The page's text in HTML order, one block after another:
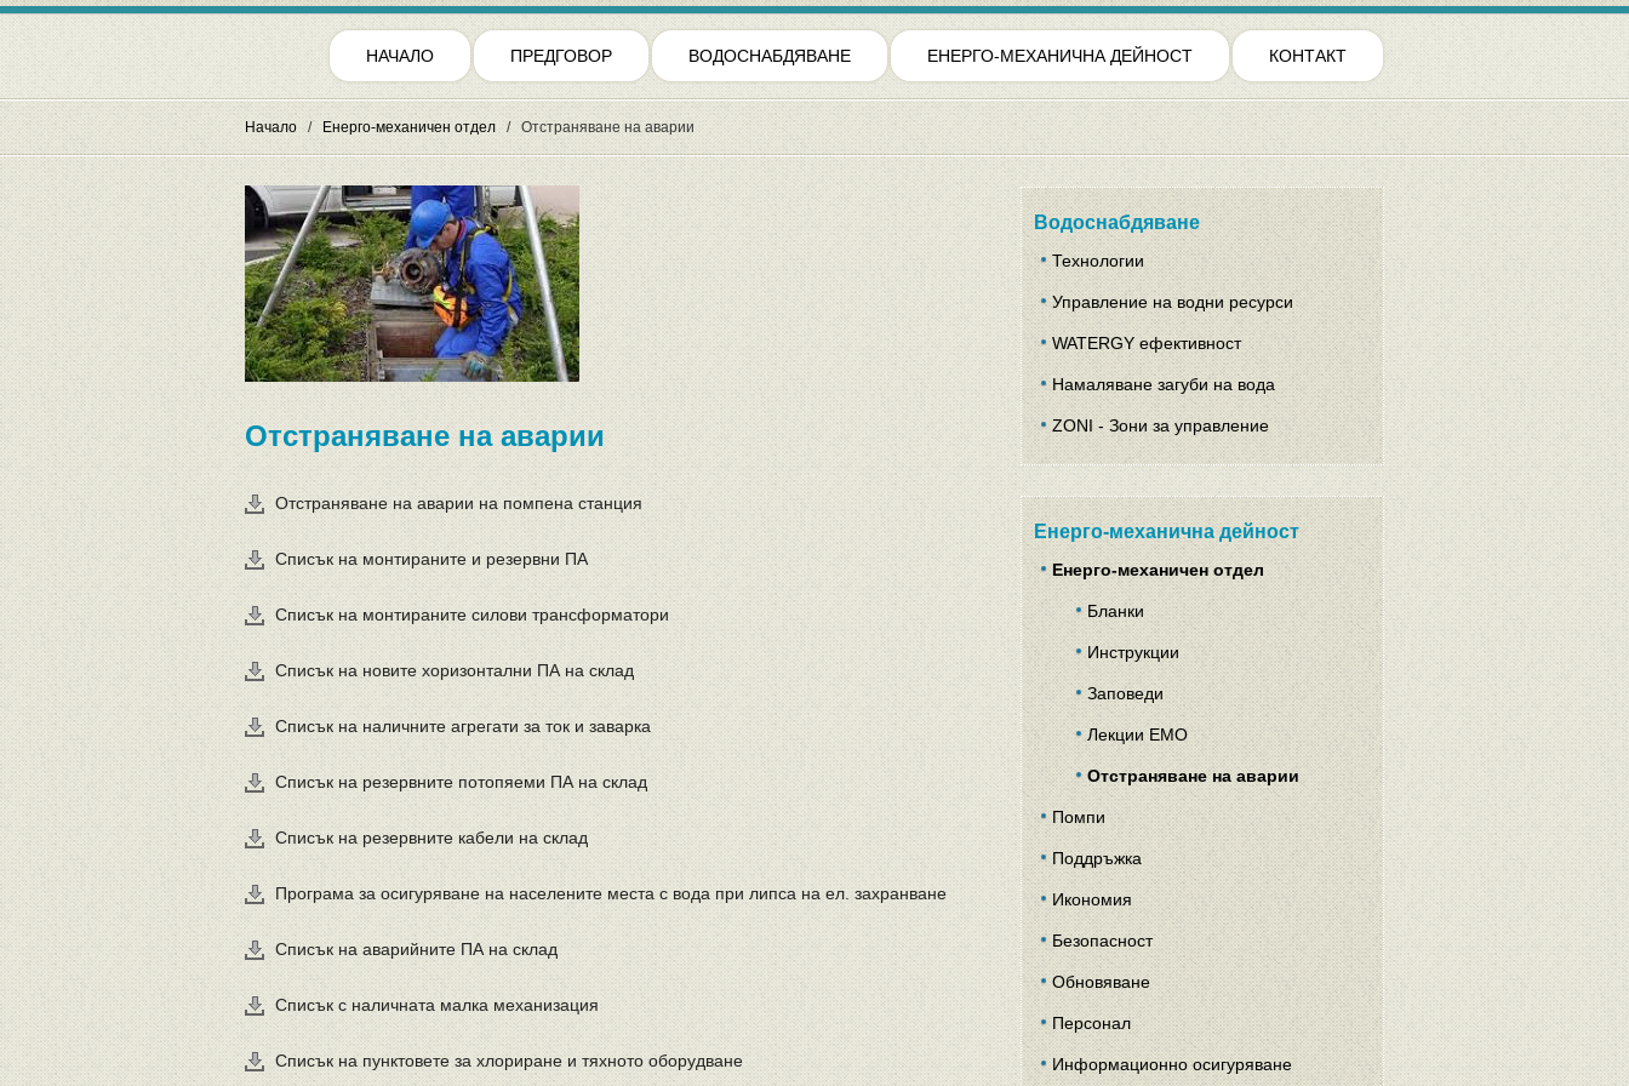
НАЧАЛО ПРЕДГОВОР ВОДОСНАБДЯВАНЕ ЕНЕРГО-МЕХАНИЧНА ДЕЙНОСТ КОНТАКТ
Начало Енерго-механичен отдел Отстраняване на аварии
Отстраняване на аварии
Отстраняване на аварии на помпена станция
Списък на монтираните и резервни ПА
Списък на монтираните силови трансформатори
Списък на новите хоризонтални ПА на склад
Списък на наличните агрегати за ток и заварка
Списък на резервните потопяеми ПА на склад
Списък на резервните кабели на склад
Програма за осигуряване на населените места с вода при липса на ел. захранване
Списък на аварийните ПА на склад
Списък с наличната малка механизация
Списък на пунктовете за хлориране и тяхното оборудване
Водоснабдяване
Технологии
Управление на водни ресурси
WATERGY ефективност
Намаляване загуби на вода
ZONI - Зони за управление
Енерго-механична дейност
Енерго-механичен отдел
Бланки
Инструкции
Заповеди
Лекции ЕМО
Отстраняване на аварии
Помпи
Поддръжка
Икономия
Безопасност
Обновяване
Персонал
Информационно осигуряване